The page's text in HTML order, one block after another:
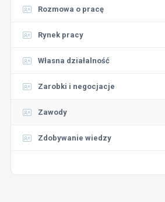
Rozmowa o pracę
Rynek pracy
Własna działalność
Zarobki i negocjacje
Zawody
Zdobywanie wiedzy